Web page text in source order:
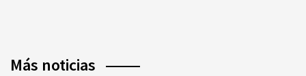
Más noticias